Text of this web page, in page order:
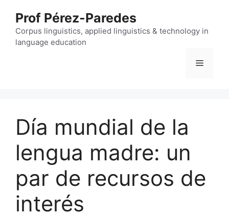
content
Prof Pérez-Paredes
Corpus linguistics, applied linguistics & technology in
language education
Menu
Día mundial de la
lengua madre: un
par de recursos de
interés